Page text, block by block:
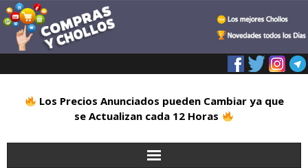
Los Precios Anunciados pueden Cambiar ya que
se Actualizan cada 12 Horas